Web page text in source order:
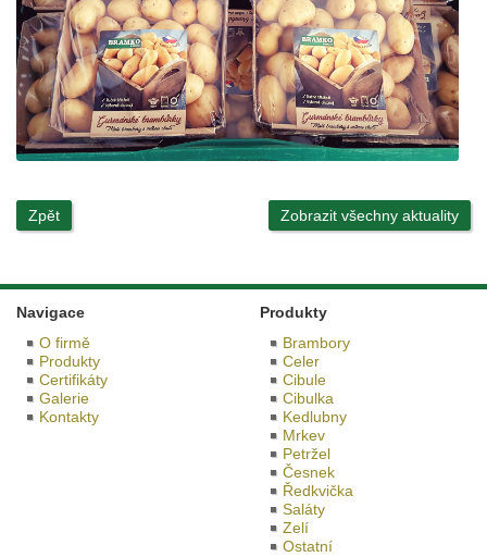
Zpět Zobrazit všechny aktuality
Navigace
O firmě
Produkty
Certifikáty
Galerie
Kontakty
Produkty
Brambory
Celer
Cibule
Cibulka
Kedlubny
Mrkev
Petržel
Česnek
Ředkvička
Saláty
Zelí
Ostatní